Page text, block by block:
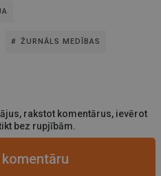
ŽURNĀLS MEDĪBAS
rakstot komentārus, ievērot
bez rupjībām.